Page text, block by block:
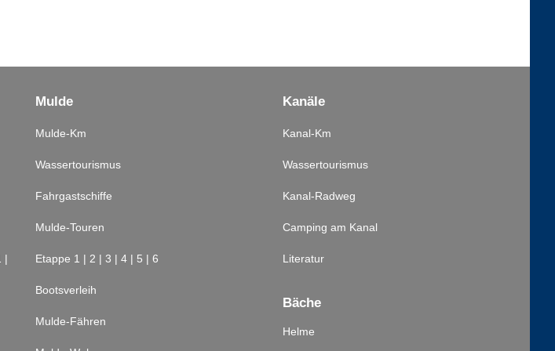
|
Mulde
Mulde-Km
Wassertourismus
Fahrgastschiffe
Mulde-Touren
Etappe 1 | 2 | 3 | 4 | 5 | 6
Bootsverleih
Mulde-Fähren
Kanäle
Kanal-Km
Wassertourismus
Kanal-Radweg
Camping am Kanal
Literatur
Bäche
Helme